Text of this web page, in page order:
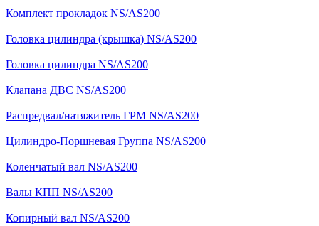
Комплект прокладок NS/AS200
Головка цилиндра (крышка) NS/AS200
Головка цилиндра NS/AS200
Клапана ДВС NS/AS200
Распредвал/натяжитель ГРМ NS/AS200
Цилиндро-Поршневая Группа NS/AS200
Коленчатый вал NS/AS200
Валы КПП NS/AS200
Копирный вал NS/AS200